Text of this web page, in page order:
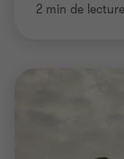
2 min de lecture